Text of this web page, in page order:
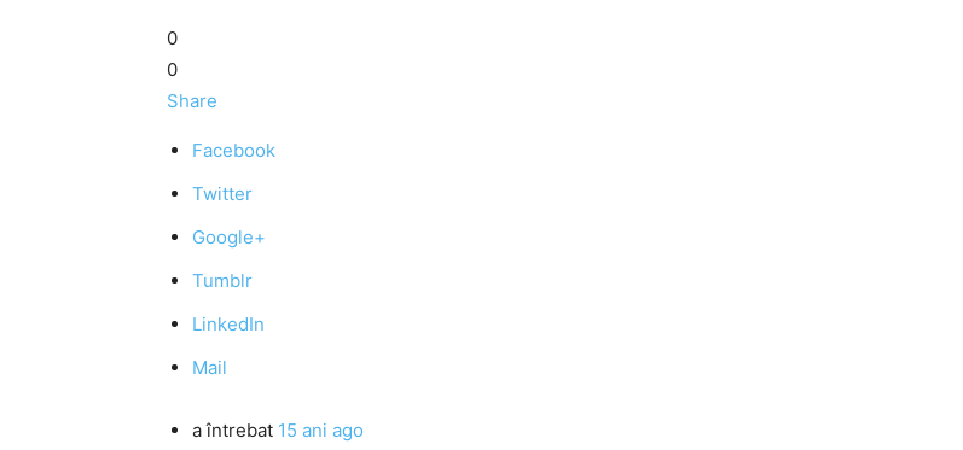
0
0
Share
Facebook
Twitter
Google+
Tumblr
LinkedIn
Mail
a întrebat 15 ani ago